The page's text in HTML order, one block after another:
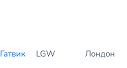
LGW
Лондон